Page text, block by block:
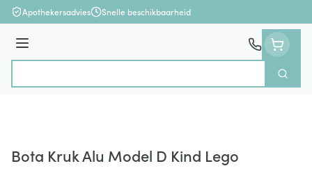
Ga naar de inhoud
Apothekersadvies Snelle beschikbaarheid
Menu
Zoek
Bota Kruk Alu Model D Kind Lego